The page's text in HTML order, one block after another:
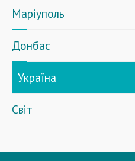
Маріуполь
Донбас
Україна
Світ